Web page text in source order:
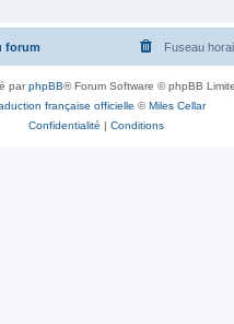
forum Fuseau
parphpBB® Forum Software © phpBB
française officielle ©Miles Cellar
Confidentialité | Conditions